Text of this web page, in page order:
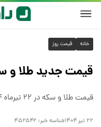
خانه قیمت روز
قیمت جدید طلا و سکه ۲۲
قیمت طلا و سکه در ۲۲ تیرماه ۱۴۰۴ اعلام شد.
۲۲ تیر ۱۴۰۴ شناسه خبر: ۴۵۲۵۴۲